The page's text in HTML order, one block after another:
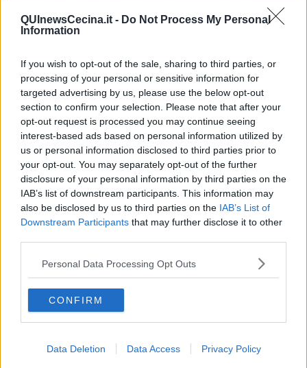
QUInewsCecina.it - Do Not Process My Personal
Information
If you wish to opt-out of the sale, sharing to third parties, or
processing of your personal or sensitive information for
targeted advertising by us, please use the below opt-out
section to confirm your selection. Please note that after your
opt-out request is processed you may continue seeing
interest-based ads based on personal information utilized by
us or personal information disclosed to third parties prior to
your opt-out. You may separately opt-out of the further
disclosure of your personal information by third parties on the
IAB’s list of downstream participants. This information may
also be disclosed by us to third parties on the IAB’s List of
Downstream Participants that may further disclose it to other
Personal Data Processing Opt Outs
CONFIRM
Data Deletion Data Access Privacy Policy
​Il diritto ad essere disconnessi
​Il pensiero dicotomico e la salute mentale
​La Clownterapia
​Differenze tra persone frustrate e non
L’invisibile fatica mentale
Vacanze a km zero
​Buone Vacan(si)e!
​Il lato positivo delle cose
​Storie antiche di tempi moderni
​Quello che alle mamme non dicono
Adultescenza
Homo imbecillis
​4 anni di Blog
Quando il silenzio è aggressivo
​Il passato, questo conosciuto!
​Clima ballerino e sbalzi d’umore
​L’uomo o l’orso?
Non hanno un amico a teatro​
​Tutta una questione di rispetto
​Cose che ci esauriscono
​Vespa che passione!
​Parole d’amore regalate al vento